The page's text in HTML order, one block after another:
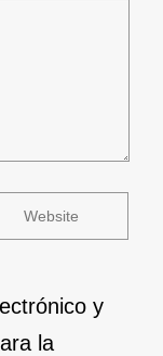
y
la